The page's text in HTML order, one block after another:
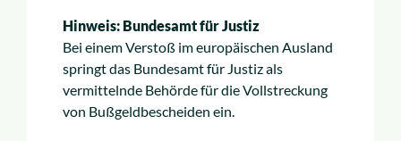
Hinweis: Bundesamt für Justiz
Bei einem Verstoß im europäischen Ausland
springt das Bundesamt für Justiz als
vermittelnde Behörde für die Vollstreckung
von Bußgeldbescheiden ein.